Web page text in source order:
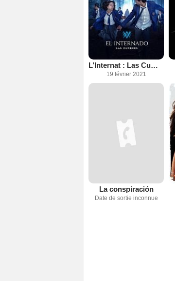
L’Internat : Las Cumbres
19 février 2021
La conspiración
Date de sortie inconnue